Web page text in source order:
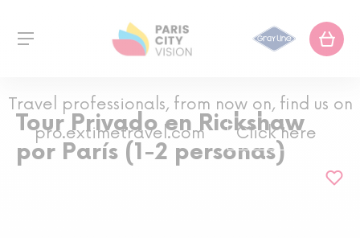
Travel professionals, from now on, find us on
pro.extimetravel.com
Click here
Tour Privado en Rickshaw
por París (1-2 personas)